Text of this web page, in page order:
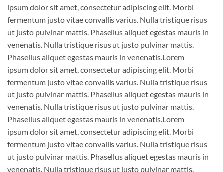
ipsum dolor sit amet, consectetur adipiscing elit. Morbi
fermentum justo vitae convallis varius. Nulla tristique risus
ut justo pulvinar mattis. Phasellus aliquet egestas mauris in
venenatis. Nulla tristique risus ut justo pulvinar mattis.
Phasellus aliquet egestas mauris in venenatis.Lorem
ipsum dolor sit amet, consectetur adipiscing elit. Morbi
fermentum justo vitae convallis varius. Nulla tristique risus
ut justo pulvinar mattis. Phasellus aliquet egestas mauris in
venenatis. Nulla tristique risus ut justo pulvinar mattis.
Phasellus aliquet egestas mauris in venenatis.Lorem
ipsum dolor sit amet, consectetur adipiscing elit. Morbi
fermentum justo vitae convallis varius. Nulla tristique risus
ut justo pulvinar mattis. Phasellus aliquet egestas mauris in
venenatis. Nulla tristique risus ut justo pulvinar mattis.